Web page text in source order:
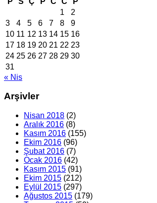
1
2
3
4 5 6 7 8
9
10 11 12 13 14 15 16
17 18 19 20 21 22 23
24 25 26 27 28 29 30
31
« Nis
Arşivler
Nisan 2018 (2)
Aralık 2016 (8)
Kasım 2016 (155)
Ekim 2016 (96)
Şubat 2016 (7)
Ocak 2016 (42)
Kasım 2015 (91)
Ekim 2015 (212)
Eylül 2015 (297)
Ağustos 2015 (179)